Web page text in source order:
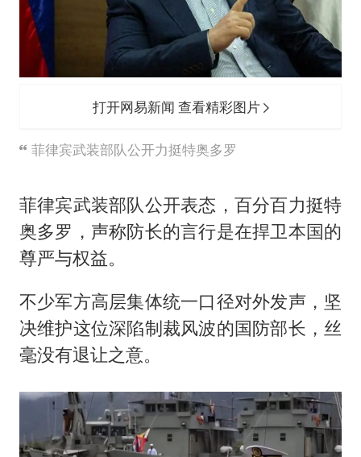
打开网易新闻 查看精彩图片
菲律宾武装部队公开力挺特奥多罗
菲律宾武装部队公开表态，百分百力挺特
奥多罗，声称防长的言行是在捍卫本国的
尊严与权益。
不少军方高层集体统一口径对外发声，坚
决维护这位深陷制裁风波的国防部长，丝
毫没有退让之意。